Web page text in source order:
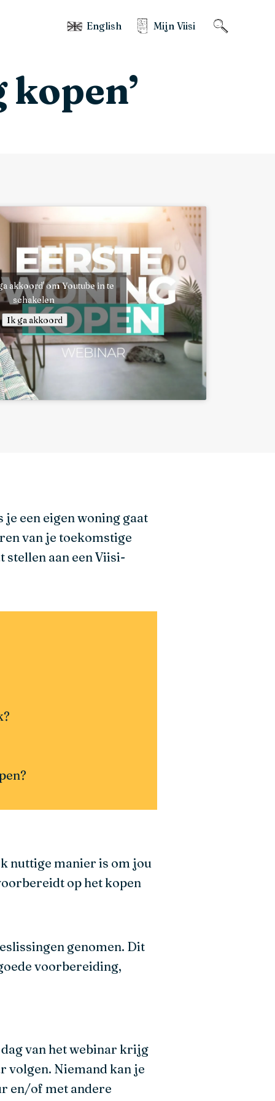
English Mijn Viisi
akkoord' om Youtube in te
schakelen
Ik ga akkoord
een eigen woning gaat
van je toekomstige
aan een Viisi-
nuttige manier is om jou
op het kopen
genomen. Dit
voorbereiding,
van het webinar krijg
volgen. Niemand kan je
en/of met andere